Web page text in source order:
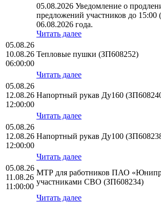
05.08.2026 Уведомление о
предложений участников до 15:00
06.08.2026 года.
Читать далее
05.08.26
10.08.26
06:00:00
Тепловые пушки (ЗП608252)
Читать далее
05.08.26
12.08.26
12:00:00
Напортный рукав Ду160
Читать далее
05.08.26
12.08.26
12:00:00
Напортный рукав Ду100
Читать далее
05.08.26
11.08.26
11:00:00
МТР для работников ПАО
участниками СВО (ЗП608234)
Читать далее